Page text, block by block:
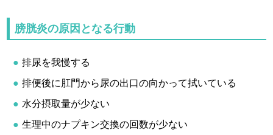
膀胱炎の原因となる行動
排尿を我慢する
排便後に肛門から尿の出口の向かって拭いている
水分摂取量が少ない
生理中のナプキン交換の回数が少ない